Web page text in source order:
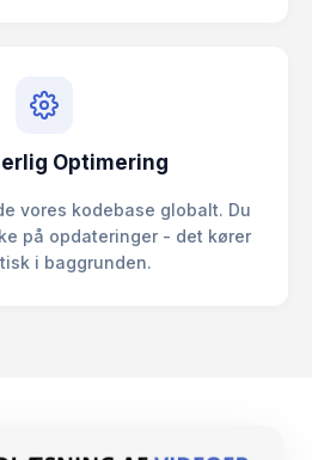
Optimering
vores kodebase globalt. Du
på opdateringer - det kører
i baggrunden.